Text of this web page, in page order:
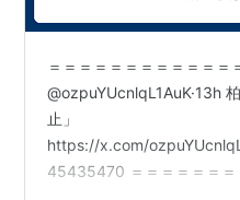
＝＝＝＝＝＝＝＝＝＝＝＝
@ozpuYUcnlqL1AuK·13h
止」
https://x.com/
45435470 ＝＝＝＝＝＝